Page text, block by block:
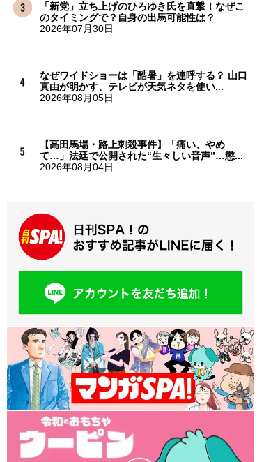
「新党」立ち上げのひろゆき氏を直撃！なぜこ
のタイミングで？自身の出馬可能性は？
2026年07月30日
なぜワイドショーは「酷暑」を連呼する？ 山口
真由が明かす、テレビが天気ネタを使い...
2026年08月05日
【高田馬場・路上刺殺事件】「痛い、やめ
て…」法廷で公開された“生々しい音声”…懲...
2026年08月04日